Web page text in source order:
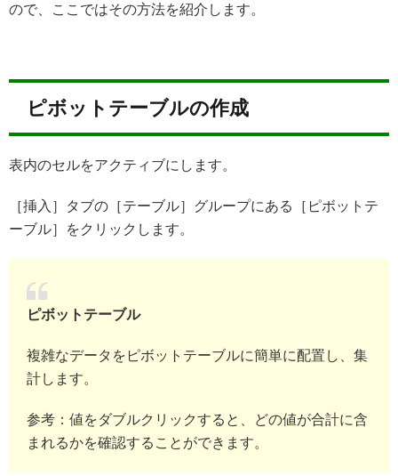
ので、ここではその方法を紹介します。
ピボットテーブルの作成
表内のセルをアクティブにします。
［挿入］タブの［テーブル］グループにある［ピボットテ
ーブル］をクリックします。
ピボットテーブル
複雑なデータをピボットテーブルに簡単に配置し、集
計します。
参考：値をダブルクリックすると、どの値が合計に含
まれるかを確認することができます。